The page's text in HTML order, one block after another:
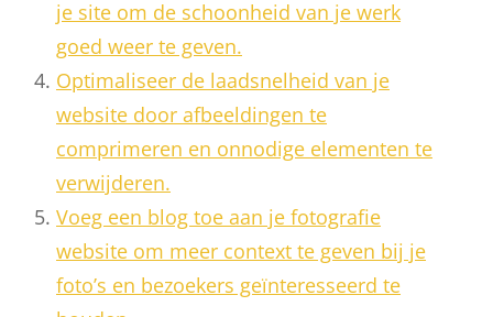
je site om de schoonheid van je werk
goed weer te geven.
Optimaliseer de laadsnelheid van je
website door afbeeldingen te
comprimeren en onnodige elementen te
verwijderen.
Voeg een blog toe aan je fotografie
website om meer context te geven bij je
foto’s en bezoekers geïnteresseerd te